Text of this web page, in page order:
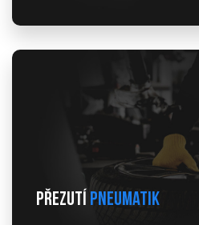
Přezutí pneumatik